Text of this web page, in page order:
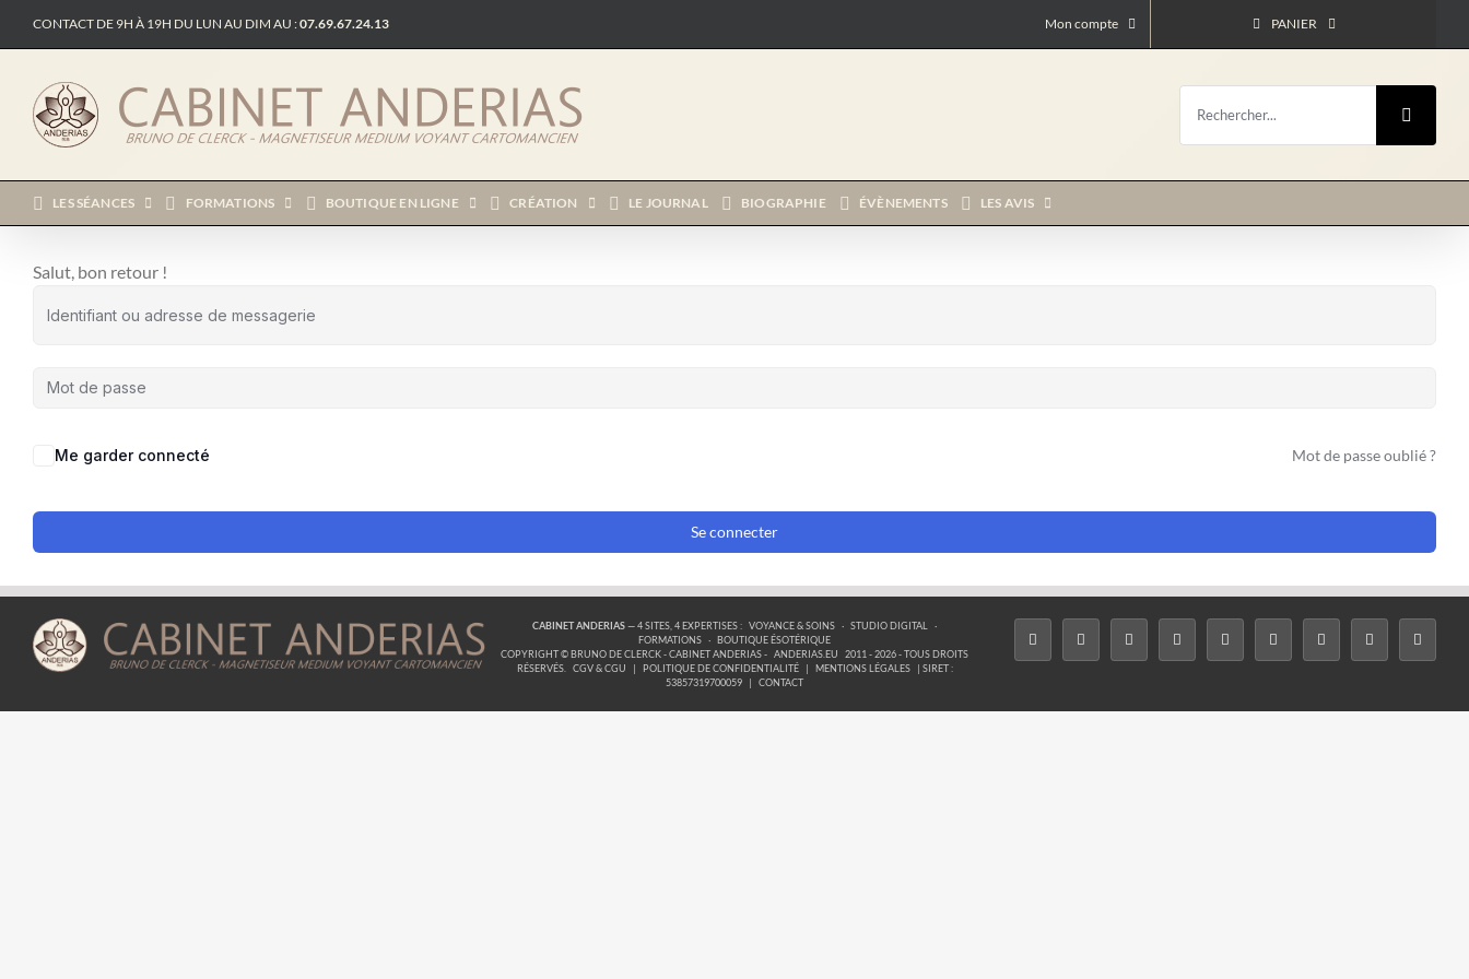
CONTACT DE 9H À 19H DU LUN AU DIM AU :07.69.67.24.13 Mon compte PANIER
LES SÉANCES FORMATIONS BOUTIQUE EN LIGNE CRÉATION LE JOURNAL BIOGRAPHIE ÉVÈNEMENTS LES AVIS
Salut, bon retour !
Me garder connecté Mot de passe oublié ?
Se connecter
CABINET ANDERIAS— 4 SITES, 4 EXPERTISES : VOYANCE & SOINS · STUDIO DIGITAL
·
FORMATIONS · BOUTIQUE ÉSOTÉRIQUE
COPYRIGHT © BRUNO DE CLERCK - CABINET ANDERIAS - ANDERIAS.EU
2011 - 2026 - TOUS DROITS
RÉSERVÉS.
CGV & CGU | POLITIQUE DE CONFIDENTIALITÉ | MENTIONS LÉGALES
| SIRET :
53857319700059
| CONTACT